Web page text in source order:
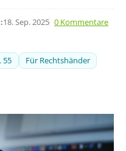
18. Sep. 2025 0 Kommentare
55
Für Rechtshänder